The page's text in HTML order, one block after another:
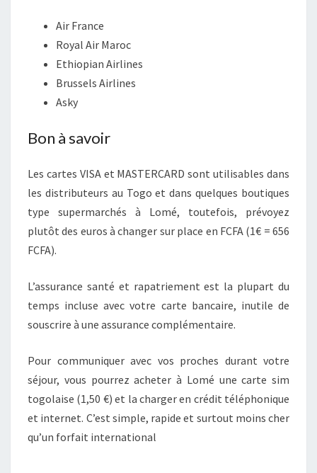
Air France
Royal Air Maroc
Ethiopian Airlines
Brussels Airlines
Asky
Bon à savoir
Les cartes VISA et MASTERCARD sont utilisables dans
les distributeurs au Togo et dans quelques boutiques
type supermarchés à Lomé, toutefois, prévoyez
plutôt des euros à changer sur place en FCFA (1€ = 656
FCFA).
L’assurance santé et rapatriement est la plupart du
temps incluse avec votre carte bancaire, inutile de
souscrire à une assurance complémentaire.
Pour communiquer avec vos proches durant votre
séjour, vous pourrez acheter à Lomé une carte sim
togolaise (1,50 €) et la charger en crédit téléphonique
et internet. C’est simple, rapide et surtout moins cher
qu’un forfait international